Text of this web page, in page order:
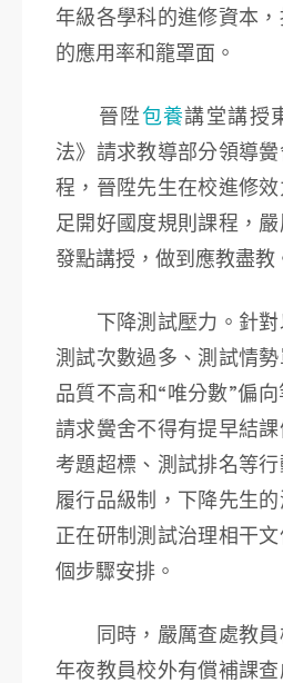
年級各學科的進修資本
的應用率和籠罩面。
晉陞包養講堂講授
法》請求教導部分領導
程，晉陞先生在校進修
足開好國度規則課程，
發點講授，做到應教盡教
下降測試壓力。針對
測試次數過多、測試情
品質不高和“唯分數”偏向
請求黌舍不得有提早結課
考題超標、測試排名等
履行品級制，下降先生
正在研制測試治理相干
個步驟安排。
同時，嚴厲查處教員
年夜教員校外有償補課